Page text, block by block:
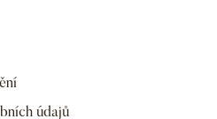
údajů